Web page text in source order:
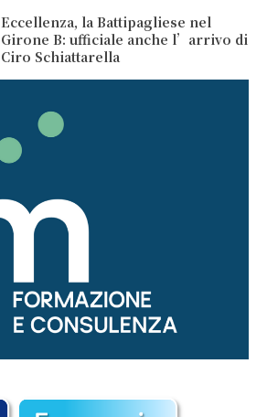
Eccellenza, la Battipagliese nel
Girone B: ufficiale anche l’arrivo di
Ciro Schiattarella